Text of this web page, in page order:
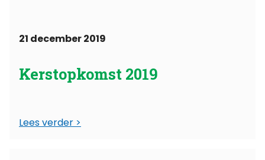
21 december 2019
Kerstopkomst 2019
Lees verder